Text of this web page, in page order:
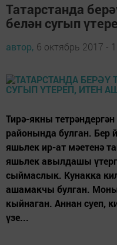
Татарстанда
белән сугып
автор, 6 октябрь 2017 -
Тирә-якны
районында булган. Бер
яшьлек ир-ат мәетенә
яшьлек авылдашы
сыймаслык. Кунакка
ашамакчы булган.
кыйнаган. Аннан суеп,
үзе...